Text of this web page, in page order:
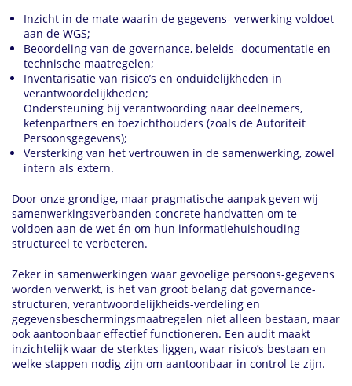
Inzicht in de mate waarin de gegevens- verwerking voldoet
aan de WGS;
Beoordeling van de governance, beleids- documentatie en
technische maatregelen;
Inventarisatie van risico’s en onduidelijkheden in
verantwoordelijkheden;
Ondersteuning bij verantwoording naar deelnemers,
ketenpartners en toezichthouders (zoals de Autoriteit
Persoonsgegevens);
Versterking van het vertrouwen in de samenwerking, zowel
intern als extern.
Door onze grondige, maar pragmatische aanpak geven wij
samenwerkingsverbanden concrete handvatten om te
voldoen aan de wet én om hun informatiehuishouding
structureel te verbeteren.
Zeker in samenwerkingen waar gevoelige persoons-gegevens
worden verwerkt, is het van groot belang dat governance-
structuren, verantwoordelijkheids-verdeling en
gegevensbeschermingsmaatregelen niet alleen bestaan, maar
ook aantoonbaar effectief functioneren. Een audit maakt
inzichtelijk waar de sterktes liggen, waar risico’s bestaan en
welke stappen nodig zijn om aantoonbaar in control te zijn.